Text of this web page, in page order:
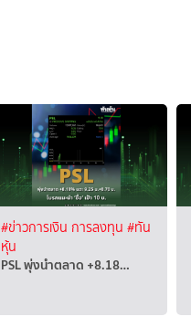
#ข่าวการเงิน การลงทุน #ทัน
หุ้น
PSL พุ่งนำตลาด +8.18…